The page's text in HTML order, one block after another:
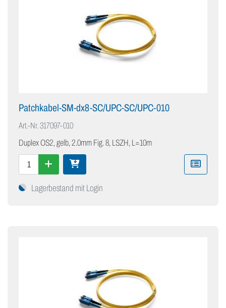
Patchkabel-SM-dx8-SC/UPC-SC/UPC-010
Art.-Nr.317097-010
Duplex OS2, gelb, 2.0mm Fig. 8, LSZH, L=10m
Lagerbestand mit Login